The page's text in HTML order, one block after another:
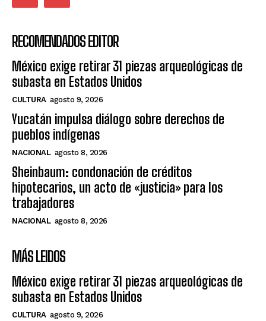
RECOMENDADOS EDITOR
México exige retirar 31 piezas arqueológicas de
subasta en Estados Unidos
CULTURA agosto 9, 2026
Yucatán impulsa diálogo sobre derechos de
pueblos indígenas
NACIONAL agosto 8, 2026
Sheinbaum: condonación de créditos
hipotecarios, un acto de «justicia» para los
trabajadores
NACIONAL agosto 8, 2026
MÁS LEIDOS
México exige retirar 31 piezas arqueológicas de
subasta en Estados Unidos
CULTURA agosto 9, 2026